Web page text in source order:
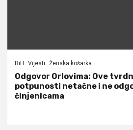
BiH Vijesti Ženska košarka
Odgovor Orlovima: ​Ove
potpunosti netačne i ne
činjenicama